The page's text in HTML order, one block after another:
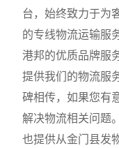
台，始终致力于为
的专线物流运输服
港邦的优质品牌服
提供我们的物流服
碑相传，如果您有
解决物流相关问题
也提供从金门县发